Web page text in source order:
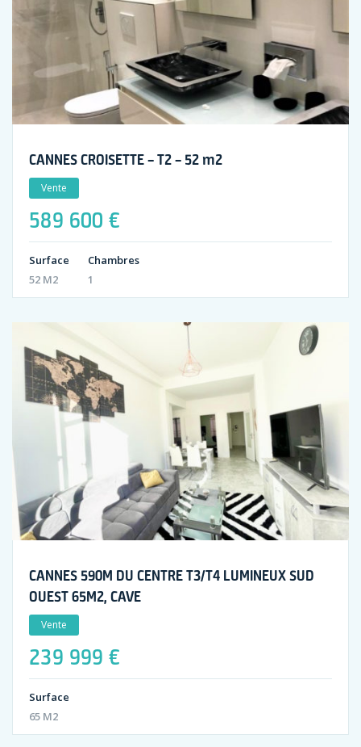
CANNES CROISETTE – T2 – 52 m2
Vente
589 600 €
Surface
52 M2
Chambres
1
CANNES 590M DU CENTRE T3/T4 LUMINEUX SUD
OUEST 65M2, CAVE
Vente
239 999 €
Surface
65 M2